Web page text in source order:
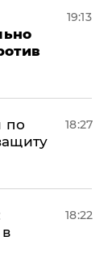
19:13
по
18:27
18:22